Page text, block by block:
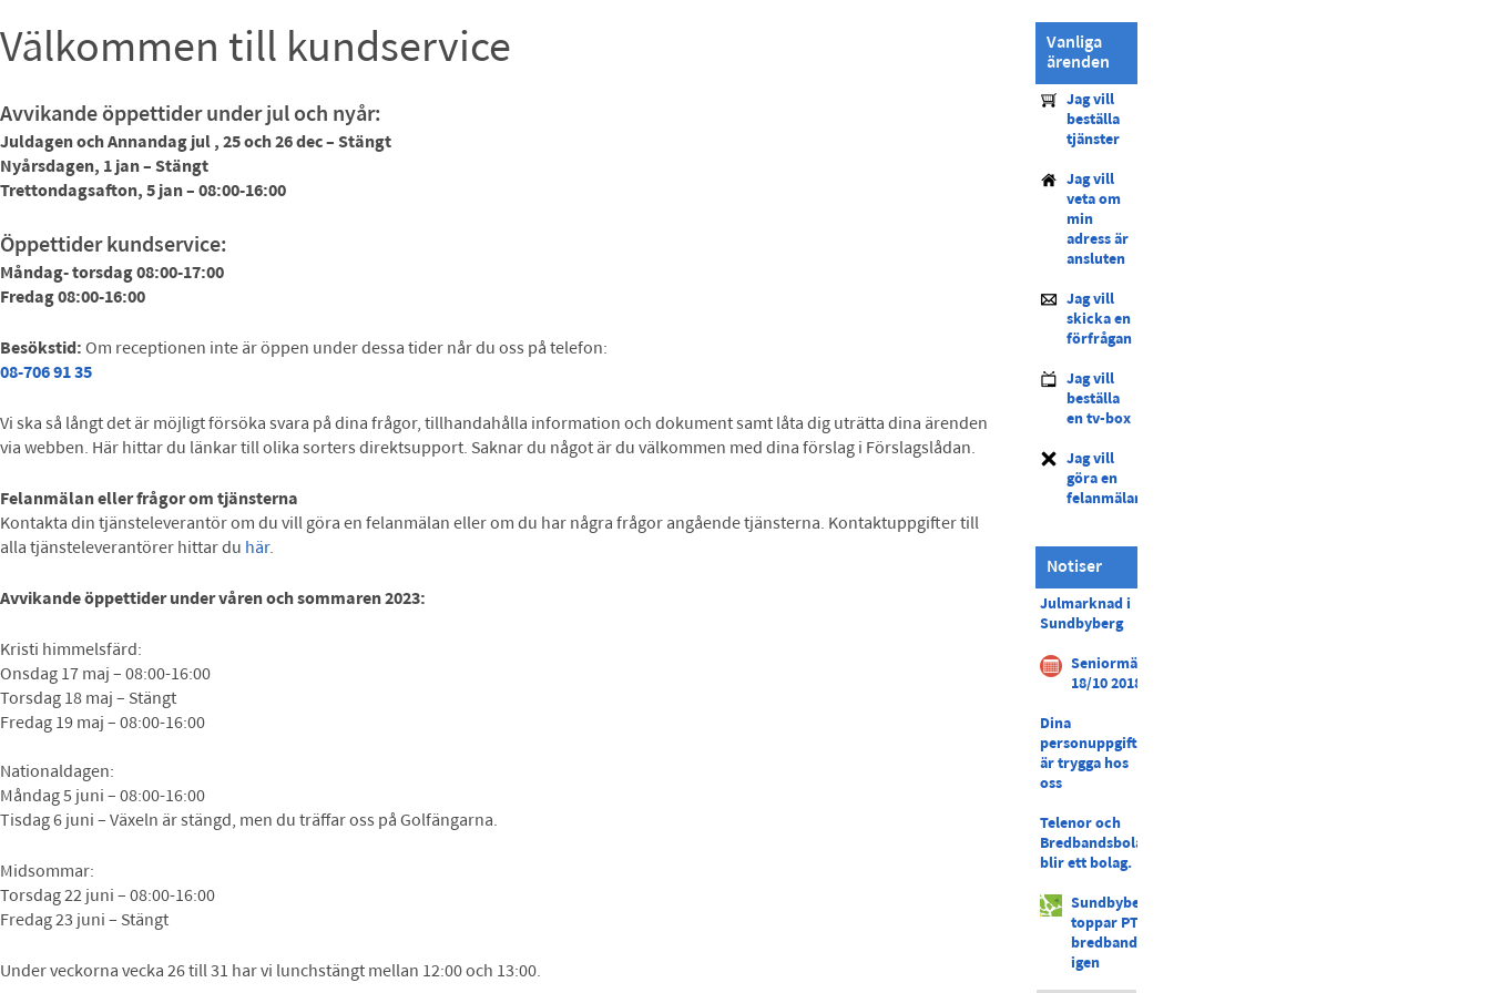
Välkommen till kundservice
Avvikande öppettider under jul och nyår:
Juldagen och Annandag jul , 25 och 26 dec – Stängt
Nyårsdagen, 1 jan – Stängt
Trettondagsafton, 5 jan – 08:00-16:00
Öppettider kundservice:
Måndag- torsdag 08:00-17:00
Fredag 08:00-16:00
Besökstid: Om receptionen inte är öppen under dessa tider når du oss på telefon:
08-706 91 35
Vi ska så långt det är möjligt försöka svara på dina frågor, tillhandahålla information och dokument samt låta dig uträtta dina ärenden
via webben. Här hittar du länkar till olika sorters direktsupport. Saknar du något är du välkommen med dina förslag i Förslagslådan.
Felanmälan eller frågor om tjänsterna
Kontakta din tjänsteleverantör om du vill göra en felanmälan eller om du har några frågor angående tjänsterna. Kontaktuppgifter till
alla tjänsteleverantörer hittar du här.
Avvikande öppettider under våren och sommaren 2023:
Kristi himmelsfärd:
Onsdag 17 maj – 08:00-16:00
Torsdag 18 maj – Stängt
Fredag 19 maj – 08:00-16:00
Nationaldagen:
Måndag 5 juni – 08:00-16:00
Tisdag 6 juni – Växeln är stängd, men du träffar oss på Golfängarna.
Midsommar:
Torsdag 22 juni – 08:00-16:00
Fredag 23 juni – Stängt
Under veckorna vecka 26 till 31 har vi lunchstängt mellan 12:00 och 13:00.
Vanliga
ärenden
Jag vill
beställa
tjänster
Jag vill
veta om
min
adress är
ansluten
Jag vill
skicka en
förfrågan
Jag vill
beställa
en tv-box
Jag vill
göra en
felanmälan
Notiser
Julmarknad i
Sundbyberg
Seniormässan
18/10 2018
Dina
personuppgifter
är trygga hos
oss
Telenor och
Bredbandsbolaget
blir ett bolag.
Sundbyberg
toppar PTS
bredbandsranking
igen